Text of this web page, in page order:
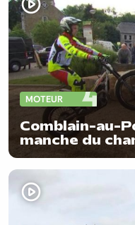
MOTEUR
Comblain-au-
manche du
de Trial